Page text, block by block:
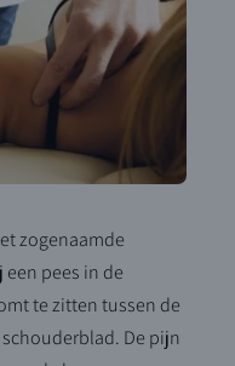
zogenaamde
pees in de
te zitten tussen de
De pijn